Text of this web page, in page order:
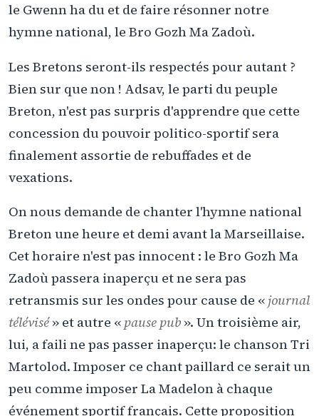
le Gwenn ha du et de faire résonner notre
hymne national, le Bro Gozh Ma Zadoù.
Les Bretons seront-ils respectés pour autant ?
Bien sur que non ! Adsav, le parti du peuple
Breton, n'est pas surpris d'apprendre que cette
concession du pouvoir politico-sportif sera
finalement assortie de rebuffades et de
vexations.
On nous demande de chanter l'hymne national
Breton une heure et demi avant la Marseillaise.
Cet horaire n'est pas innocent : le Bro Gozh Ma
Zadoù passera inaperçu et ne sera pas
retransmis sur les ondes pour cause de « journal
télévisé» et autre « pause pub ». Un troisième air,
lui, a faili ne pas passer inaperçu: le chanson Tri
Martolod. Imposer ce chant paillard ce serait un
peu comme imposer La Madelon à chaque
événement sportif français. Cette proposition